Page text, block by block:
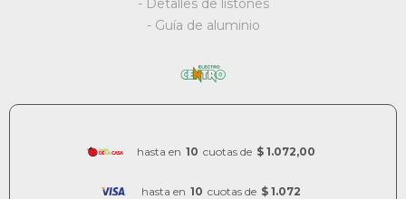
- Detalles de listones
- Guía de aluminio
hasta en 10 cuotas de $ 1.072,00
hasta en 10 cuotas de $ 1.072